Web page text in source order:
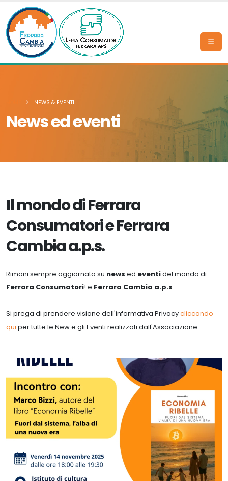
News ed eventi
NEWS & EVENTI
Il mondo di Ferrara
Consumatori e Ferrara
Cambia a.p.s.
Rimani sempre aggiornato su news ed eventidel mondo di
Ferrara Consumatori! e Ferrara Cambia a.p.s.
Si prega di prendere visione dell'informativa Privacycliccando
qui per tutte le New e gli Eventi realizzati dall'Associazione.